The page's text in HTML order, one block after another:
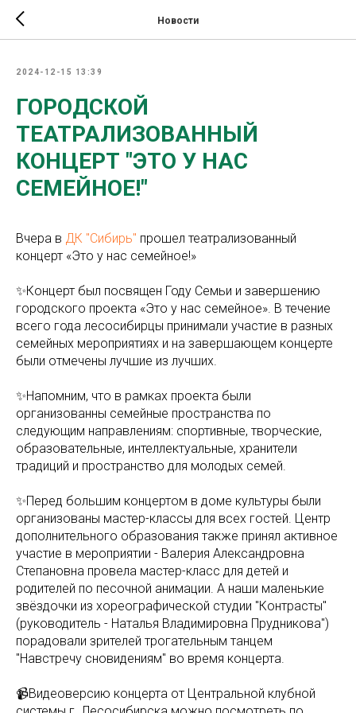
Новости
2024-12-15 13:39
ГОРОДСКОЙ
ТЕАТРАЛИЗОВАННЫЙ
КОНЦЕРТ "ЭТО У НАС
СЕМЕЙНОЕ!"
Вчера в ДК "Сибирь" прошел театрализованный
концерт «Это у нас семейное!»
✨Концерт был посвящен Году Семьи и завершению
городского проекта «Это у нас семейное». В течение
всего года лесосибирцы принимали участие в разных
семейных мероприятиях и на завершающем концерте
были отмечены лучшие из лучших.
✨Напомним, что в рамках проекта были
организованны семейные пространства по
следующим направлениям: спортивные, творческие,
образовательные, интеллектуальные, хранители
традиций и пространство для молодых семей.
✨Перед большим концертом в доме культуры были
организованы мастер-классы для всех гостей. Центр
дополнительного образования также принял активное
участие в мероприятии - Валерия Александровна
Степановна провела мастер-класс для детей и
родителей по песочной анимации. А наши маленькие
звёздочки из хореографической студии "Контрасты"
(руководитель - Наталья Владимировна Прудникова")
порадовали зрителей трогательным танцем
"Навстречу сновидениям" во время концерта.
📹Видеоверсию концерта от Центральной клубной